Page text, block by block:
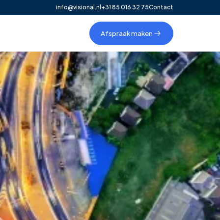
info@visional.nl +31 85 016 32 75Contact
Afspraak maken